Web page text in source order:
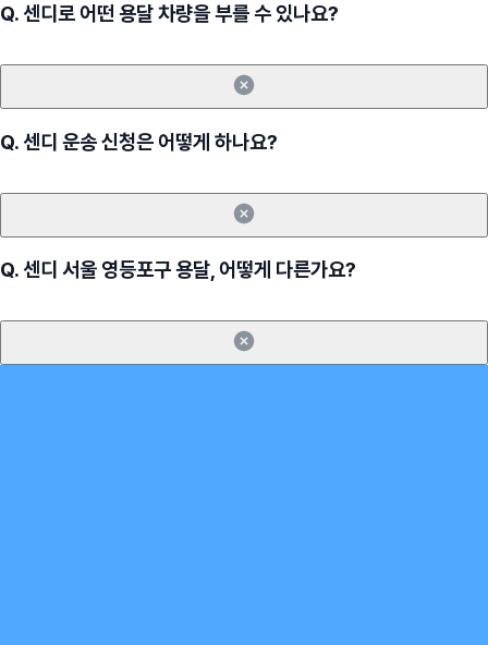
Q.센디로 어떤 용달 차량을 부를 수 있나요?
Q.센디 운송 신청은 어떻게 하나요?
Q.센디 서울 영등포구 용달, 어떻게 다른가요?